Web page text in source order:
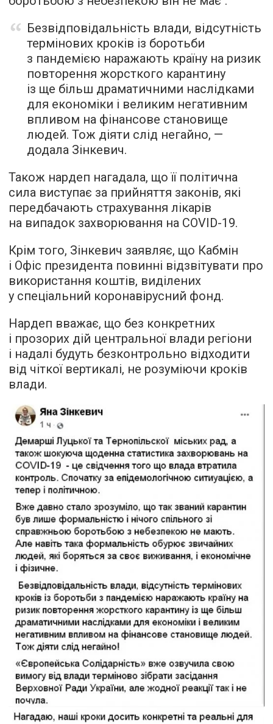
Безвідповідальність влади, відсутність
термінових кроків із боротьби
з пандемією наражають країну на ризик
повторення жорсткого карантину
із ще більш драматичними наслідками
для економіки і великим негативним
впливом на фінансове становище
людей. Тож діяти слід негайно, —
додала Зінкевич.
Також нардеп нагадала, що її політична
сила виступає за прийняття законів, які
передбачають страхування лікарів
на випадок захворювання на COVID-19.
Крім того, Зінкевич заявляє, що Кабмін
і Офіс президента повинні відзвітувати про
використання коштів, виділених
у спеціальний коронавірусний фонд.
Нардеп вважає, що без конкретних
і прозорих дій центральної влади регіони
і надалі будуть безконтрольно відходити
від чіткої вертикалі, не розуміючи кроків
влади.